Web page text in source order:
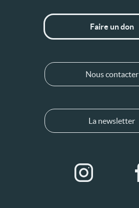
Faire un don
Nous contacter
La newsletter